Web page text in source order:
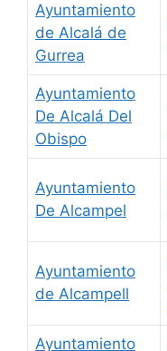
Ayuntamiento
de Alcalá de
Gurrea
Ayuntamiento
De Alcalá Del
Obispo
Ayuntamiento
De Alcampel
Ayuntamiento
de Alcampell
Ayuntamiento